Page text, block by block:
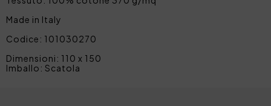
Made in Italy
Codice: 101030270
Dimensioni: 110 x 150
Imballo: Scatola